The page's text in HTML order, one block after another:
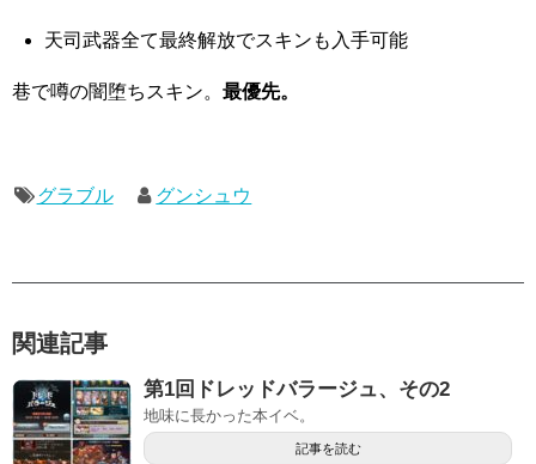
天司武器全て最終解放でスキンも入手可能
巷で噂の闇堕ちスキン。 最優先。
グラブル グンシュウ
関連記事
第1回ドレッドバラージュ、その2
地味に長かった本イベ。
記事を読む